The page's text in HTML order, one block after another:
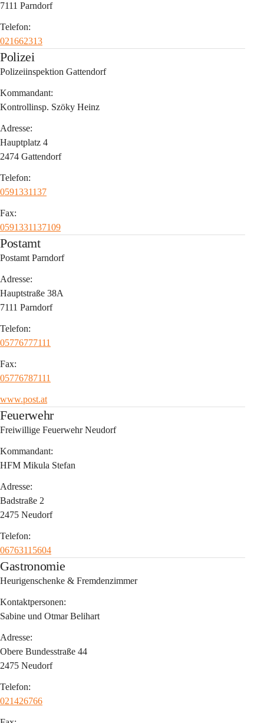
7111 Parndorf
Telefon:
021662313
Polizei
Polizeiinspektion Gattendorf
Kommandant:
Kontrollinsp. Szöky Heinz
Adresse:
Hauptplatz 4
2474 Gattendorf
Telefon:
0591331137
Fax:
0591331137109
Postamt
Postamt Parndorf
Adresse:
Hauptstraße 38A
7111 Parndorf
Telefon:
05776777111
Fax:
05776787111
www.post.at
Feuerwehr
Freiwillige Feuerwehr Neudorf
Kommandant:
HFM Mikula Stefan
Adresse:
Badstraße 2
2475 Neudorf
Telefon:
06763115604
Gastronomie
Heurigenschenke & Fremdenzimmer
Kontaktpersonen:
Sabine und Otmar Belihart
Adresse:
Obere Bundesstraße 44
2475 Neudorf
Telefon:
021426766